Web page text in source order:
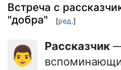
Встреча с
"добра"
[ред.]
👨 Рассказчик